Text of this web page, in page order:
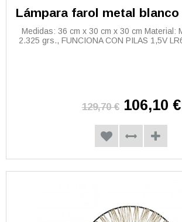
Lámpara farol metal
Medidas: 36 cm x 30 cm x 30 cm Material:
2.325 grs., FUNCIONA CON PILAS 1,5V
129,70 € 106,10 €